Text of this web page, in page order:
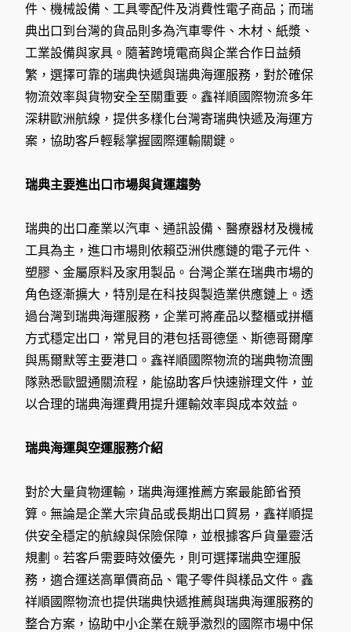
件、機械設備、工具零配件及消費性電子商品；而瑞
典出口到台灣的貨品則多為汽車零件、木材、紙漿、
工業設備與家具。隨著跨境電商與企業合作日益頻
繁，選擇可靠的瑞典快遞與瑞典海運服務，對於確保
物流效率與貨物安全至關重要。鑫祥順國際物流多年
深耕歐洲航線，提供多樣化台灣寄瑞典快遞及海運方
案，協助客戶輕鬆掌握國際運輸關鍵。
瑞典主要進出口市場與貨運趨勢
瑞典的出口產業以汽車、通訊設備、醫療器材及機械
工具為主，進口市場則依賴亞洲供應鏈的電子元件、
塑膠、金屬原料及家用製品。台灣企業在瑞典市場的
角色逐漸擴大，特別是在科技與製造業供應鏈上。透
過台灣到瑞典海運服務，企業可將產品以整櫃或拼櫃
方式穩定出口，常見目的港包括哥德堡、斯德哥爾摩
與馬爾默等主要港口。鑫祥順國際物流的瑞典物流團
隊熟悉歐盟通關流程，能協助客戶快速辦理文件，並
以合理的瑞典海運費用提升運輸效率與成本效益。
瑞典海運與空運服務介紹
對於大量貨物運輸，瑞典海運推薦方案最能節省預
算。無論是企業大宗貨品或長期出口貿易，鑫祥順提
供安全穩定的航線與保險保障，並根據客戶貨量靈活
規劃。若客戶需要時效優先，則可選擇瑞典空運服
務，適合運送高單價商品、電子零件與樣品文件。鑫
祥順國際物流也提供瑞典快遞推薦與瑞典海運服務的
整合方案，協助中小企業在競爭激烈的國際市場中保